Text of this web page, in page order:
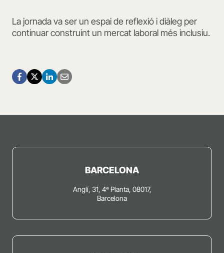
La jornada va ser un espai de reflexió i diàleg per
continuar construint un mercat laboral més inclusiu.
BARCELONA
Anglí, 31, 4ª Planta, 08017,
Barcelona